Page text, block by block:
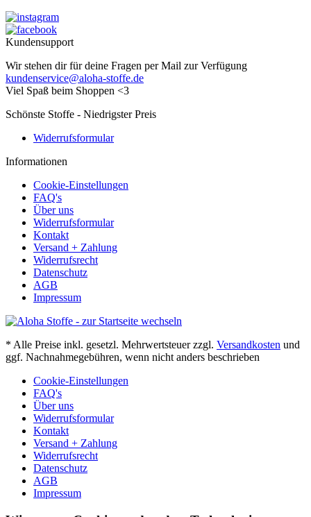
Kundensupport
Wir stehen dir für deine Fragen per Mail zur Verfügung
kundenservice@aloha-stoffe.de
Viel Spaß beim Shoppen <3
Schönste Stoffe - Niedrigster Preis
Widerrufsformular
Informationen
Cookie-Einstellungen
FAQ's
Über uns
Widerrufsformular
Kontakt
Versand + Zahlung
Widerrufsrecht
Datenschutz
AGB
Impressum
* Alle Preise inkl. gesetzl. Mehrwertsteuer zzgl. Versandkosten und
ggf. Nachnahmegebühren, wenn nicht anders beschrieben
Cookie-Einstellungen
FAQ's
Über uns
Widerrufsformular
Kontakt
Versand + Zahlung
Widerrufsrecht
Datenschutz
AGB
Impressum